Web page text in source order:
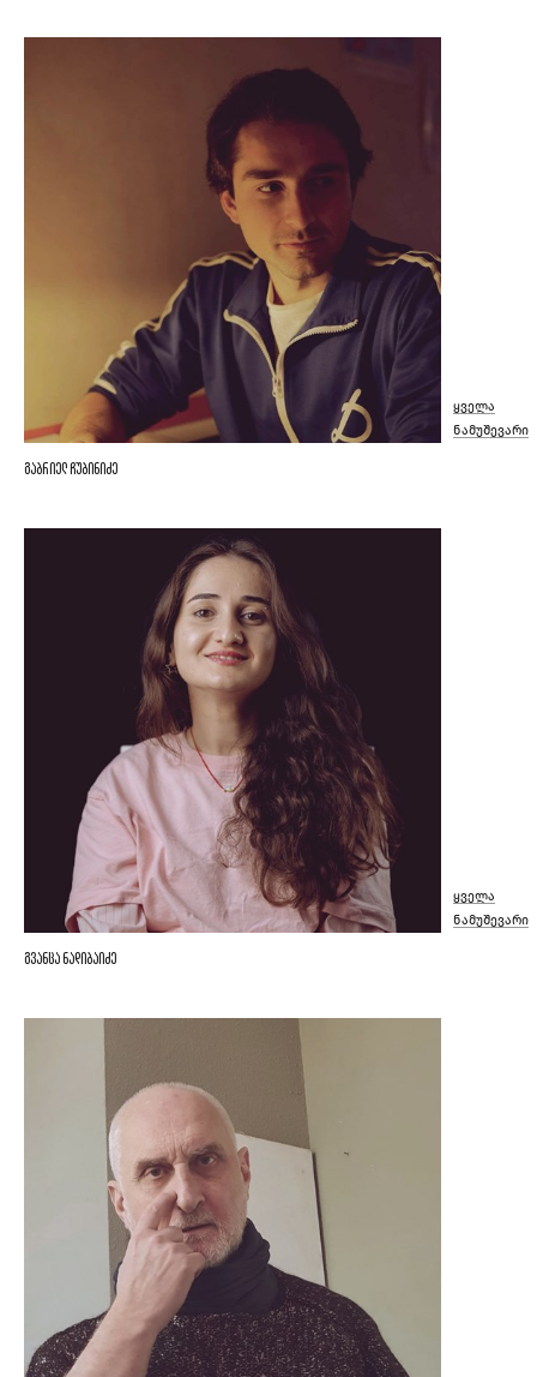
გაბრიელ ჩუბინიძე
ყველა
ნამუშევარი
გვანცა ნადიბაიძე
ყველა
ნამუშევარი